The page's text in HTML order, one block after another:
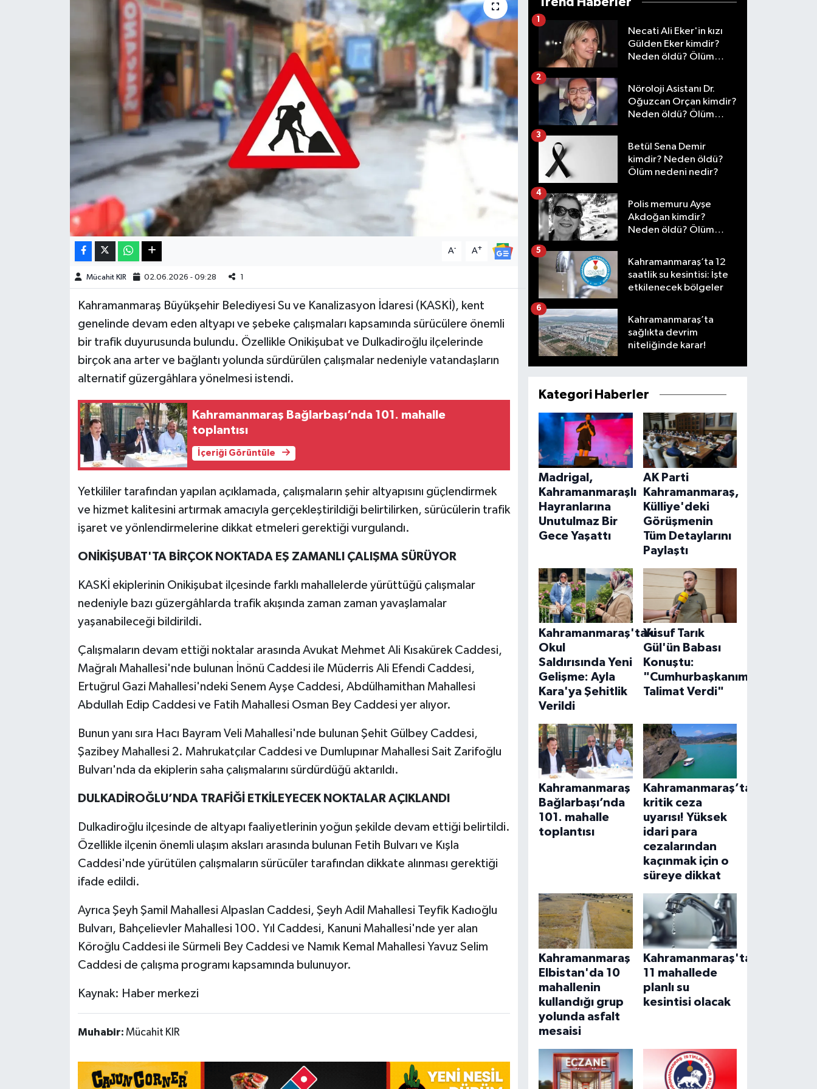
A- A+
Mücahit KIR 02.06.2026 - 09:28 1
Kahramanmaraş Büyükşehir Belediyesi Su ve Kanalizasyon İdaresi (KASKİ), kent
genelinde devam eden altyapı ve şebeke çalışmaları kapsamında sürücülere önemli
bir trafik duyurusunda bulundu. Özellikle Onikişubat ve Dulkadiroğlu ilçelerinde
birçok ana arter ve bağlantı yolunda sürdürülen çalışmalar nedeniyle vatandaşların
alternatif güzergâhlara yönelmesi istendi.
Kahramanmaraş Bağlarbaşı’nda 101. mahalle
toplantısı
İçeriği Görüntüle
Yetkililer tarafından yapılan açıklamada, çalışmaların şehir altyapısını güçlendirmek
ve hizmet kalitesini artırmak amacıyla gerçekleştirildiği belirtilirken, sürücülerin trafik
işaret ve yönlendirmelerine dikkat etmeleri gerektiği vurgulandı.
ONİKİŞUBAT'TA BİRÇOK NOKTADA EŞ ZAMANLI ÇALIŞMA SÜRÜYOR
KASKİ ekiplerinin Onikişubat ilçesinde farklı mahallelerde yürüttüğü çalışmalar
nedeniyle bazı güzergâhlarda trafik akışında zaman zaman yavaşlamalar
yaşanabileceği bildirildi.
Çalışmaların devam ettiği noktalar arasında Avukat Mehmet Ali Kısakürek Caddesi,
Mağralı Mahallesi'nde bulunan İnönü Caddesi ile Müderris Ali Efendi Caddesi,
Ertuğrul Gazi Mahallesi'ndeki Senem Ayşe Caddesi, Abdülhamithan Mahallesi
Abdullah Edip Caddesi ve Fatih Mahallesi Osman Bey Caddesi yer alıyor.
Bunun yanı sıra Hacı Bayram Veli Mahallesi'nde bulunan Şehit Gülbey Caddesi,
Şazibey Mahallesi 2. Mahrukatçılar Caddesi ve Dumlupınar Mahallesi Sait Zarifoğlu
Bulvarı'nda da ekiplerin saha çalışmalarını sürdürdüğü aktarıldı.
DULKADİROĞLU’NDA TRAFİĞİ ETKİLEYECEK NOKTALAR AÇIKLANDI
Dulkadiroğlu ilçesinde de altyapı faaliyetlerinin yoğun şekilde devam ettiği belirtildi.
Özellikle ilçenin önemli ulaşım aksları arasında bulunan Fetih Bulvarı ve Kışla
Caddesi'nde yürütülen çalışmaların sürücüler tarafından dikkate alınması gerektiği
ifade edildi.
Ayrıca Şeyh Şamil Mahallesi Alpaslan Caddesi, Şeyh Adil Mahallesi Teyfik Kadıoğlu
Bulvarı, Bahçelievler Mahallesi 100. Yıl Caddesi, Kanuni Mahallesi'nde yer alan
Köroğlu Caddesi ile Sürmeli Bey Caddesi ve Namık Kemal Mahallesi Yavuz Selim
Caddesi de çalışma programı kapsamında bulunuyor.
Kaynak: Haber merkezi
Muhabir: Mücahit KIR
Necati Ali Eker'in kızı
Gülden Eker kimdir?
Neden öldü? Ölüm
1
Nöroloji Asistanı Dr.
Oğuzcan Orçan kimdir?
Neden öldü? Ölüm
2
Betül Sena Demir
kimdir? Neden öldü?
Ölüm nedeni nedir?
3
Polis memuru Ayşe
Akdoğan kimdir?
Neden öldü? Ölüm
4
Kahramanmaraş’ta 12
saatlik su kesintisi: İşte
etkilenecek bölgeler
5
Kahramanmaraş’ta
sağlıkta devrim
niteliğinde karar!
6
Kategori Haberler
Madrigal,
Kahramanmaraşlı
Hayranlarına
Unutulmaz Bir
Gece Yaşattı
AK Parti
Kahramanmaraş,
Külliye'deki
Görüşmenin
Tüm Detaylarını
Paylaştı
Kahramanmaraş'taki
Okul
Saldırısında Yeni
Gelişme: Ayla
Kara'ya Şehitlik
Verildi
Yusuf Tarık
Gül'ün Babası
Konuştu:
"Cumhurbaşkanımız
Talimat Verdi"
Kahramanmaraş
Bağlarbaşı’nda
101. mahalle
toplantısı
Kahramanmaraş’ta
kritik ceza
uyarısı! Yüksek
idari para
cezalarından
kaçınmak için o
süreye dikkat
Kahramanmaraş
Elbistan'da 10
mahallenin
kullandığı grup
yolunda asfalt
mesaisi
Kahramanmaraş'ta
11 mahallede
planlı su
kesintisi olacak
Kültür Sanat
Manşetler
Resmi İlan
KAHRAMANMARAŞ